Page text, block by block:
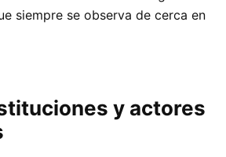
siempre se observa de cerca en
y actores